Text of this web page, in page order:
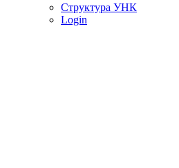
Структура УНК
Login